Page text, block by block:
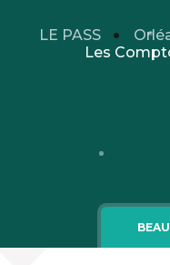
Traitement de
LE PASS
Les